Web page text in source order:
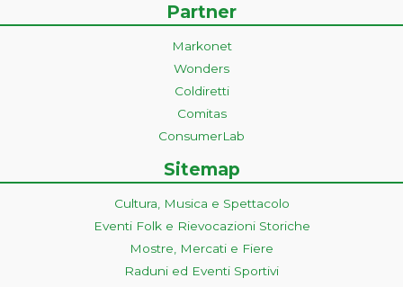
Partner
Markonet
Wonders
Coldiretti
Comitas
ConsumerLab
Sitemap
Cultura, Musica e Spettacolo
Eventi Folk e Rievocazioni Storiche
Mostre, Mercati e Fiere
Raduni ed Eventi Sportivi